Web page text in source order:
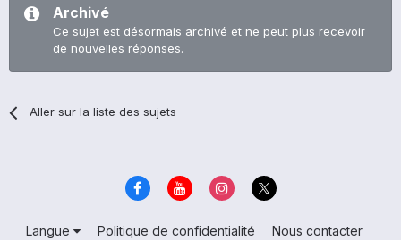
Archivé
Ce sujet est désormais archivé et ne peut plus recevoir
de nouvelles réponses.
Aller sur la liste des sujets
Langue Politique de confidentialité Nous contacter